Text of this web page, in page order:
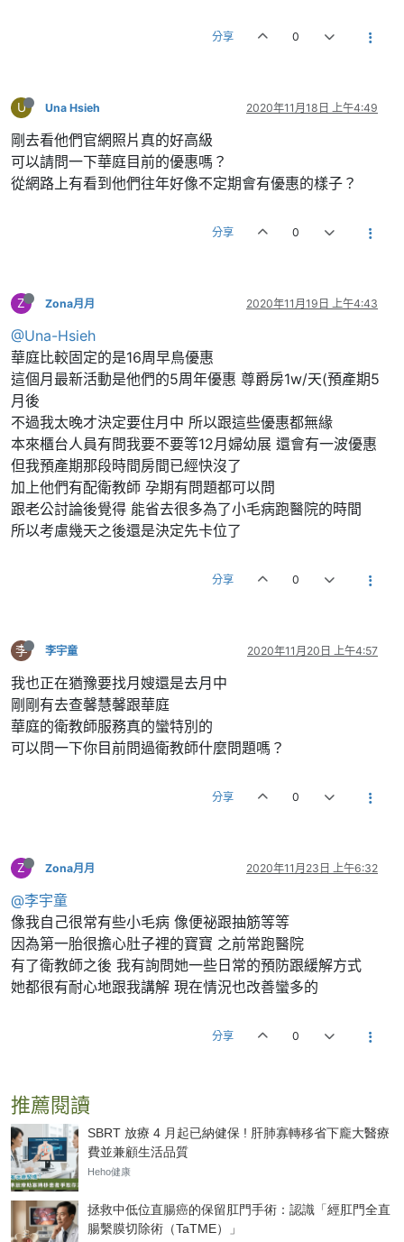
分享 0
U Una Hsieh 2020年11月18日 上午4:49
剛去看他們官網照片真的好高級
可以請問一下華庭目前的優惠嗎？
從網路上有看到他們往年好像不定期會有優惠的樣子？
分享 0
Z Zona月月 2020年11月19日 上午4:43
@Una-Hsieh
華庭比較固定的是16周早鳥優惠
這個月最新活動是他們的5周年優惠 尊爵房1w/天(預產期5
月後
不過我太晚才決定要住月中 所以跟這些優惠都無緣
本來櫃台人員有問我要不要等12月婦幼展 還會有一波優惠
但我預產期那段時間房間已經快沒了
加上他們有配衛教師 孕期有問題都可以問
跟老公討論後覺得 能省去很多為了小毛病跑醫院的時間
所以考慮幾天之後還是決定先卡位了
分享 0
李 李宇童 2020年11月20日 上午4:57
我也正在猶豫要找月嫂還是去月中
剛剛有去查馨慧馨跟華庭
華庭的衛教師服務真的蠻特別的
可以問一下你目前問過衛教師什麼問題嗎？
分享 0
Z Zona月月 2020年11月23日 上午6:32
@李宇童
像我自己很常有些小毛病 像便祕跟抽筋等等
因為第一胎很擔心肚子裡的寶寶 之前常跑醫院
有了衛教師之後 我有詢問她一些日常的預防跟緩解方式
她都很有耐心地跟我講解 現在情況也改善蠻多的
分享 0
推薦閱讀